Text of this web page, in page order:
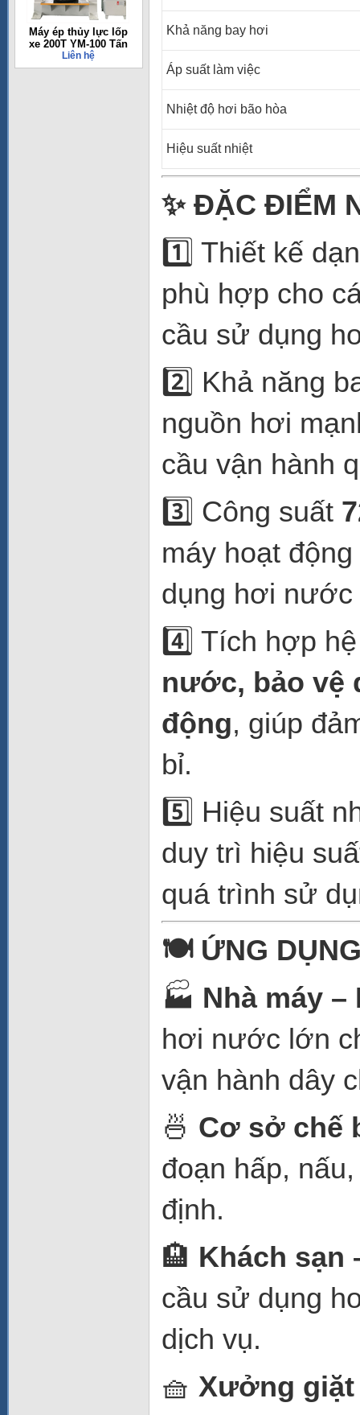
Máy ép thủy lực lốp
xe 200T YM-100 Tấn
Liên hệ
Khả năng bay hơi
Áp suất làm việc
Nhiệt độ hơi bão hòa
Hiệu suất nhiệt
✨ĐẶC ĐIỂM
1️⃣ Thiết kế
phù hợp cho
cầu sử dụng
2️⃣ Khả năng
nguồn hơi
cầu vận hành
3️⃣ Công suất
máy hoạt
dụng hơi
4️⃣ Tích hợp
nước, bảo vệ
động, giúp
bỉ.
5️⃣ Hiệu suất
duy trì hiệu
quá trình sử
🍽 ỨNG
🏭 Nhà máy
hơi nước lớn
vận hành dây
🍜 Cơ sở chế
đoạn hấp,
định.
🏨 Khách sạn
cầu sử dụng
dịch vụ.
🧺 Xưởng